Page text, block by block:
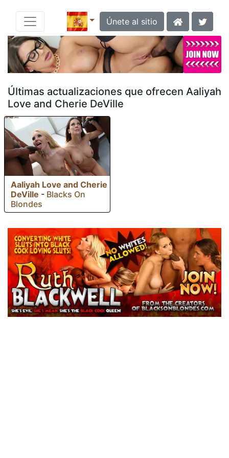
Únete al sitio
Últimas actualizaciones que ofrecen Aaliyah
Love and Cherie DeVille
Aaliyah Love and Cherie
DeVille - Blacks On
Blondes